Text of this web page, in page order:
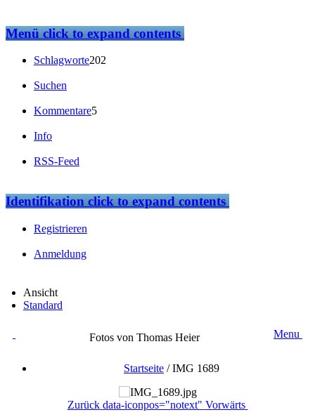
Menüclick to expand contents
Schlagworte202
Suchen
Kommentare5
Info
RSS-Feed
Identifikationclick to expand contents
Registrieren
Anmeldung
Ansicht
Standard
Fotos von Thomas Heier Menu
Startseite /IMG 1689
Zurück data-iconpos="notext" Vorwärts